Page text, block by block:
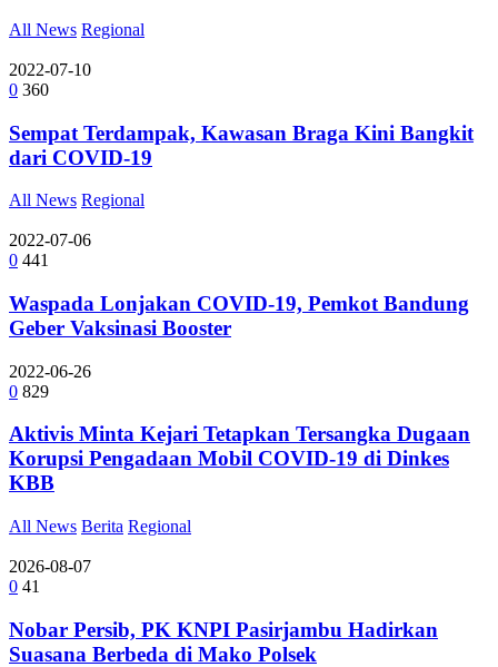
All News Regional
2022-07-10
0 360
Sempat Terdampak, Kawasan Braga Kini Bangkit
dari COVID-19
All News Regional
2022-07-06
0 441
Waspada Lonjakan COVID-19, Pemkot Bandung
Geber Vaksinasi Booster
2022-06-26
0 829
Aktivis Minta Kejari Tetapkan Tersangka Dugaan
Korupsi Pengadaan Mobil COVID-19 di Dinkes
KBB
All News Berita Regional
2026-08-07
0 41
Nobar Persib, PK KNPI Pasirjambu Hadirkan
Suasana Berbeda di Mako Polsek